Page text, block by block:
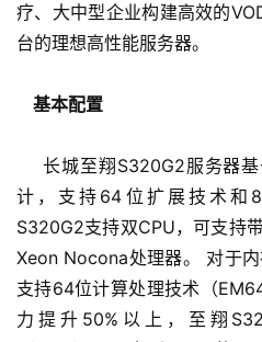
疗、大中型企业构建高效的
台的理想高性能服务器。
基本配置
长城至翔S320G2服务器基
计，支持64位扩展技术和
S320G2支持双CPU，可支持
Xeon Nocona处理器。 对于
支持64位计算处理技术（
力提升50%以上，至翔